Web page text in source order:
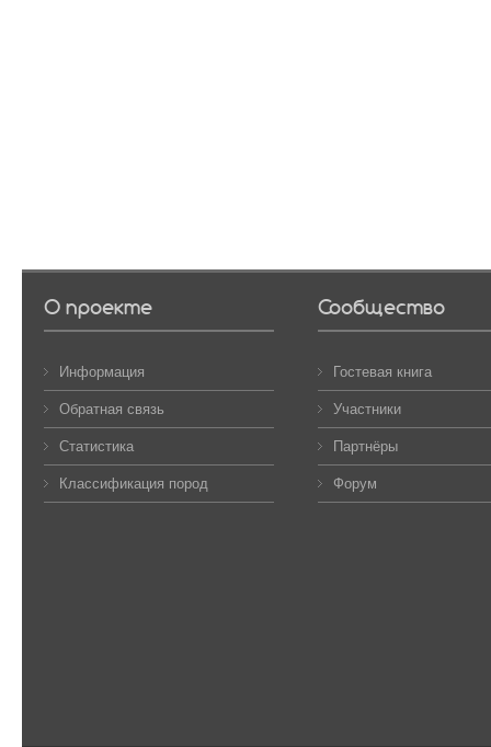
О проекте
Информация
Обратная связь
Статистика
Классификация пород
Сообщество
Гостевая книга
Участники
Партнёры
Форум